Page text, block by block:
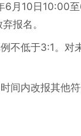
月10日10:00
报名。
不低于3:1。
间内改报其他